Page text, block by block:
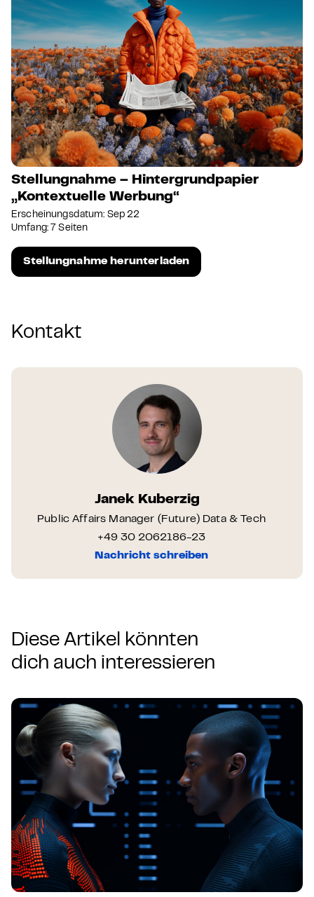
Stellungnahme – Hintergrundpapier
„Kontextuelle Werbung“
Erscheinungsdatum: Sep 22
Umfang: 7 Seiten
Stellungnahme herunterladen
Kontakt
Janek Kuberzig
Public Affairs Manager (Future) Data & Tech
+49 30 2062186-23
Nachricht schreiben
Diese Artikel könnten
dich auch interessieren